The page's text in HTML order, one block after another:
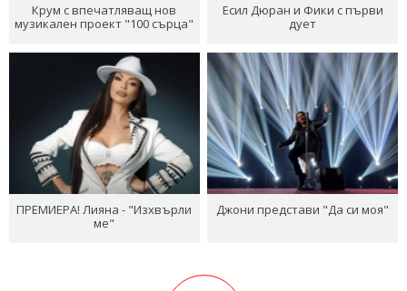
Крум с впечатляващ нов
музикален проект "100 сърца"
Есил Дюран и Фики с първи
дует
ПРЕМИЕРА! Лияна - "Изхвърли
ме"
Джони представи "Да си моя"